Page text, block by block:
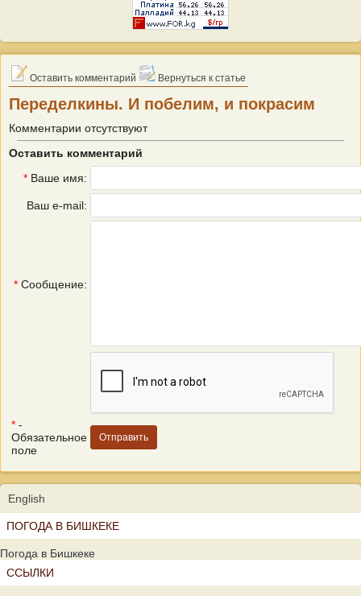
Оставить комментарий Вернуться к статье
Переделкины. И побелим, и покрасим
Комментарии отсутствуют
Оставить комментарий
* Ваше имя:
Ваш e-mail:
* Сообщение:
* -
Обязательное
поле
English
ПОГОДА В БИШКЕКЕ
Погода в Бишкеке
ССЫЛКИ